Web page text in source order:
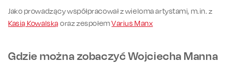
Jako prowadzący współpracował z wieloma artystami, m.in. z
Kasią Kowalską oraz zespołemVarius Manx
Gdzie można zobaczyć Wojciecha Manna